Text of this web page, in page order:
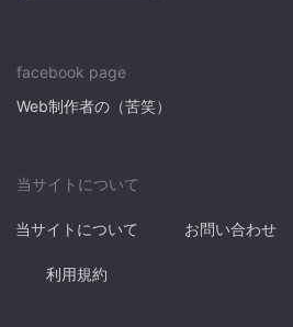
facebook page
Web制作者の（苦笑）
当サイトについて
当サイトについて お問い合わせ
利用規約